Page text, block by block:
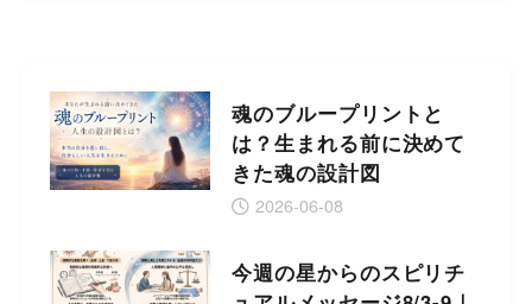
魂のブループリントと
は？生まれる前に決めて
きた魂の設計図
2026-06-08
今週の星からのスピリチ